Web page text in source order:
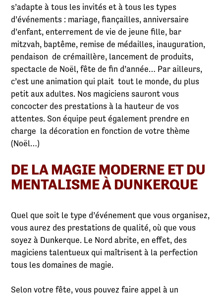
s’adapte à tous les invités et à tous les types
d’événements : mariage, fiançailles, anniversaire
d’enfant, enterrement de vie de jeune fille, bar
mitzvah, baptême, remise de médailles, inauguration,
pendaison de crémaillère, lancement de produits,
spectacle de Noël, fête de fin d’année… Par ailleurs,
c’est une animation qui plait tout le monde, du plus
petit aux adultes. Nos magiciens sauront vous
concocter des prestations à la hauteur de vos
attentes. Son équipe peut également prendre en
charge la décoration en fonction de votre thème
(Noël…)
DE LA MAGIE MODERNE ET DU
MENTALISME À DUNKERQUE
Quel que soit le type d’événement que vous organisez,
vous aurez des prestations de qualité, où que vous
soyez à Dunkerque. Le Nord abrite, en effet, des
magiciens talentueux qui maîtrisent à la perfection
tous les domaines de magie.
Selon votre fête, vous pouvez faire appel à un